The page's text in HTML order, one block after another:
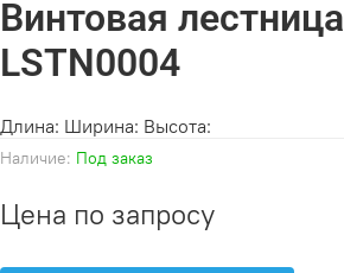
Наличие: Под заказ
Винтовая лестница
LSTN0004
Цена по запросу
Длина: Ширина: Высота: